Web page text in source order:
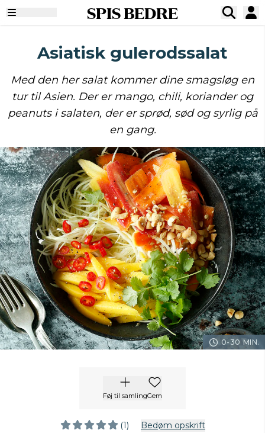
SPIS BEDRE
Asiatisk gulerodssalat
Med den her salat kommer dine smagsløg en
tur til Asien. Der er mango, chili, koriander og
peanuts i salaten, der er sprød, sød og syrlig på
en gang.
0-30 MIN.
Føj til samlingGem
(1) Bedøm opskrift